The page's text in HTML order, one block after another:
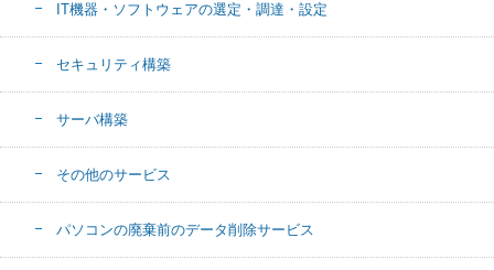
IT機器・ソフトウェアの選定・調達・設定
セキュリティ構築
サーバ構築
その他のサービス
パソコンの廃棄前のデータ削除サービス